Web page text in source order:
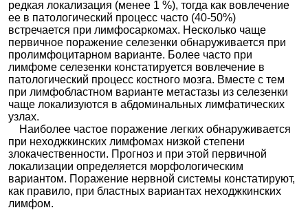
редкая локализация (менее 1 %), тогда как вовлечение
ее в патологический процесс часто (40-50%)
встречается при лимфосаркомах. Несколько чаще
первичное поражение селезенки обнаруживается при
пролимфоцитарном варианте. Более часто при
лимфоме селезенки констатируется вовлечение в
патологический процесс костного мозга. Вместе с тем
при лимфобластном варианте метастазы из селезенки
чаще локализуются в абдоминальных лимфатических
узлах.
Наиболее частое поражение легких обнаруживается
при неходжкинских лимфомах низкой степени
злокачественности. Прогноз и при этой первичной
локализации определяется морфологическим
вариантом. Поражение нервной системы констатируют,
как правило, при бластных вариантах неходжкинских
лимфом.